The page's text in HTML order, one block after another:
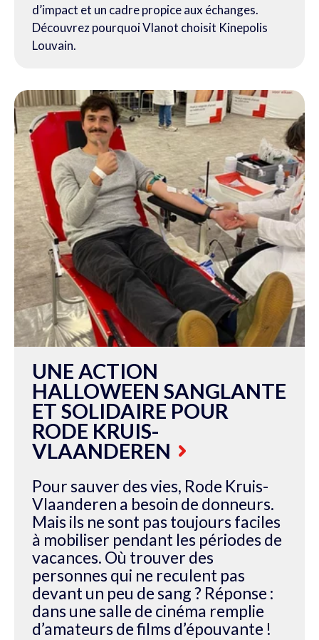
d’impact et un cadre propice aux échanges.
Découvrez pourquoi Vlanot choisit Kinepolis
Louvain.
UNE ACTION
HALLOWEEN SANGLANTE
ET SOLIDAIRE POUR
RODE KRUIS-
VLAANDEREN
Pour sauver des vies, Rode Kruis-
Vlaanderen a besoin de donneurs.
Mais ils ne sont pas toujours faciles
à mobiliser pendant les périodes de
vacances. Où trouver des
personnes qui ne reculent pas
devant un peu de sang ? Réponse :
dans une salle de cinéma remplie
d’amateurs de films d’épouvante !